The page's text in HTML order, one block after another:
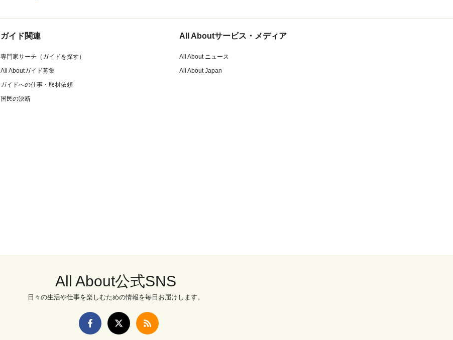
ガイド関連
専門家サーチ（ガイドを探す）
All Aboutガイド募集
ガイドへの仕事・取材依頼
国民の決断
All Aboutサービス・メディア
All About ニュース
All About Japan
All About公式SNS
日々の生活や仕事を楽しむための情報を毎日お届けします。